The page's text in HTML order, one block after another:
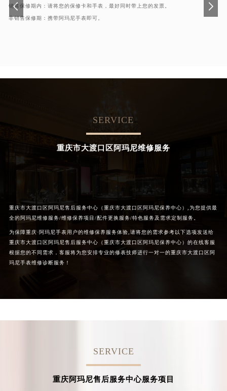
销售保修期内：请将您的保修卡和手表，最好同时带上您的发票。
非销售保修期：携带阿玛尼手表即可。
SERVICE
重庆市大渡口区阿玛尼维修服务
重庆市大渡口区阿玛尼售后服务中心（重庆市大渡口区阿玛尼保养中心）,为您提供最
全的阿玛尼维修服务/维修保养项目/配件更换服务/特色服务及需求定制服务。
为保障重庆·阿玛尼手表用户的维修保养服务体验,请将您的需求参考以下选项发送给
重庆市大渡口区阿玛尼售后服务中心（重庆市大渡口区阿玛尼保养中心）的在线客服
根据您的不同需求，客服将为您安排专业的修表技师进行一对一的重庆市大渡口区阿
玛尼手表维修诊断服务！
SERVICE
重庆阿玛尼售后服务中心服务项目